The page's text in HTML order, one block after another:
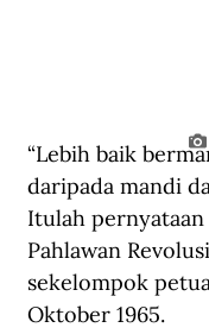
“Lebih baik
daripada mandi
Itulah
Pahlawan
sekelompok
Oktober 1965.